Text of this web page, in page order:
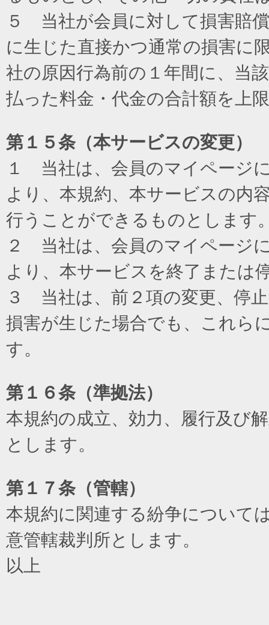
５ 当社が会員に対して損害賠
に生じた直接かつ通常の損害に
社の原因行為前の１年間に、当
払った料金・代金の合計額を上
第１５条（本サービスの変更）
１ 当社は、会員のマイページ
より、本規約、本サービスの内
行うことができるものとします
２ 当社は、会員のマイページ
より、本サービスを終了または
３ 当社は、前２項の変更、停
損害が生じた場合でも、これら
す。
第１６条（準拠法）
本規約の成立、効力、履行及び
とします。
第１７条（管轄）
本規約に関連する紛争について
意管轄裁判所とします。
以上